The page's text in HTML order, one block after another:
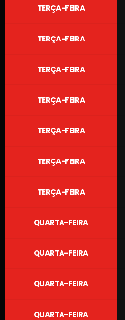
TERÇA-FEIRA
TERÇA-FEIRA
TERÇA-FEIRA
TERÇA-FEIRA
TERÇA-FEIRA
TERÇA-FEIRA
TERÇA-FEIRA
QUARTA-FEIRA
QUARTA-FEIRA
QUARTA-FEIRA
QUARTA-FEIRA